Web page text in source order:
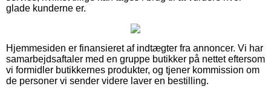
glade kunderne er.
Hjemmesiden er finansieret af indtægter fra annoncer. Vi har
samarbejdsaftaler med en gruppe butikker på nettet eftersom
vi formidler butikkernes produkter, og tjener kommission om
de personer vi sender videre laver en bestilling.